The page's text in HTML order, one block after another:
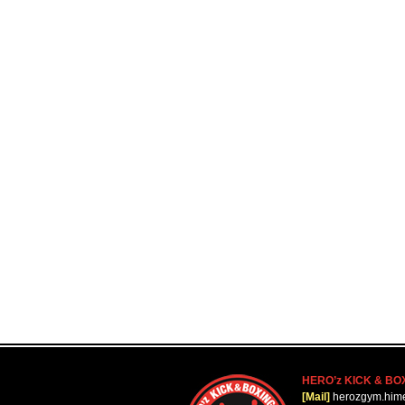
HERO’z KICK &
[Mail]